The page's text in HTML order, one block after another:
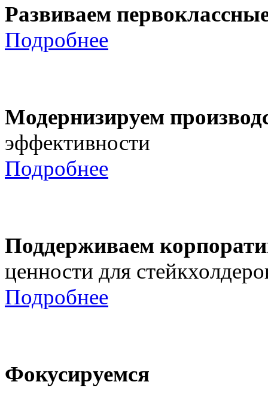
Развиваем
Подробнее
Модернизируем
эффективности
Подробнее
Поддерживаем
ценности для
Подробнее
Фокусируемся